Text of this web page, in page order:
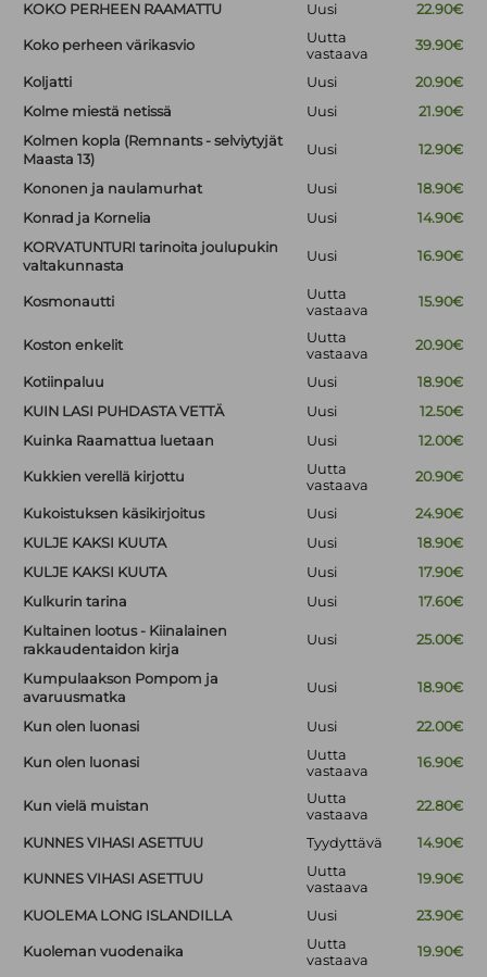
KOKO PERHEEN RAAMATTU
Uusi 22.90€
Koko perheen värikasvio
Uutta
vastaava
39.90€
Koljatti Uusi
20.90€
Kolme miestä netissä
Uusi
21.90€
Kolmen kopla (Remnants - selviytyjät
Maasta 13)
Uusi 12.90€
Kononen ja naulamurhat Uusi
18.90€
Konrad ja Kornelia
Uusi
14.90€
KORVATUNTURI tarinoita joulupukin
valtakunnasta
Uusi 16.90€
Kosmonautti
Uutta
vastaava
15.90€
Koston enkelit
Uutta
vastaava
20.90€
Kotiinpaluu Uusi
18.90€
KUIN LASI PUHDASTA VETTÄ
Uusi
12.50€
Kuinka Raamattua luetaan
Uusi 12.00€
Kukkien verellä kirjottu
Uutta
vastaava
20.90€
Kukoistuksen käsikirjoitus Uusi
24.90€
KULJE KAKSI KUUTA
Uusi
18.90€
KULJE KAKSI KUUTA
Uusi
17.90€
Kulkurin tarina
Uusi
17.60€
Kultainen lootus - Kiinalainen
rakkaudentaidon kirja
Uusi 25.00€
Kumpulaakson Pompom ja
avaruusmatka
Uusi 18.90€
Kun olen luonasi Uusi 22.00€
Kun olen luonasi
Uutta
vastaava
16.90€
Kun vielä muistan
Uutta
vastaava
22.80€
KUNNES VIHASI ASETTUU Tyydyttävä 14.90€
KUNNES VIHASI ASETTUU
Uutta
vastaava
19.90€
KUOLEMA LONG ISLANDILLA Uusi 23.90€
Kuoleman vuodenaika
Uutta
vastaava
19.90€